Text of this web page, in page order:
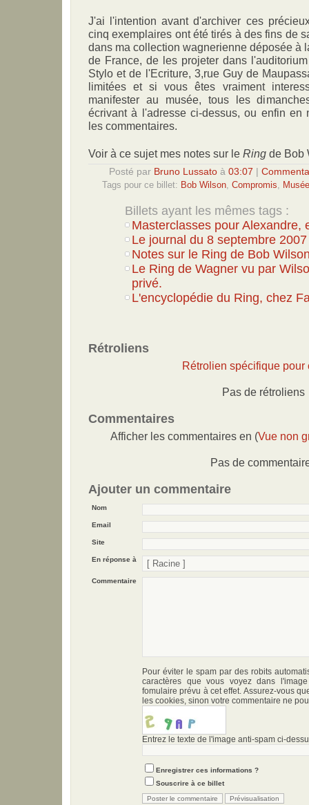
J'ai l'intention avant d'archiver ces
cinq exemplaires ont été tirés à des fins de
dans ma collection wagnerienne déposée à
de France, de les projeter dans
Stylo et de l'Ecriture, 3,rue Guy de
limitées et si vous êtes vraiment
manifester au musée, tous les
écrivant à l'adresse ci-dessus, ou enfin en
les commentaires.
Voir à ce sujet mes notes sur le Ring de Bob
Posté par Bruno Lussatoà 03:07
Tags pour ce billet: Bob Wilson, Compromis,
Billets ayant les mêmes tags :
Masterclasses pour Alexandre,
Le journal du 8 septembre 2007
Notes sur le Ring de Bob
Le Ring de Wagner vu par
privé.
L'encyclopédie du Ring, chez
Rétroliens
Rétrolien spécifique pour
Pas de rétroliens
Commentaires
Afficher les commentaires en (Vue non
Pas de
Ajouter un commentaire
Nom
Email
Site
En réponse à
Commentaire
Pour éviter le spam par des robits
caractères que vous voyez dans
fomulaire prévu à cet effet. Assurez-vous
les cookies, sinon votre commentaire ne
Entrez le texte de l'image anti-spam ci-
Enregistrer ces informations ?
Souscrire à ce billet